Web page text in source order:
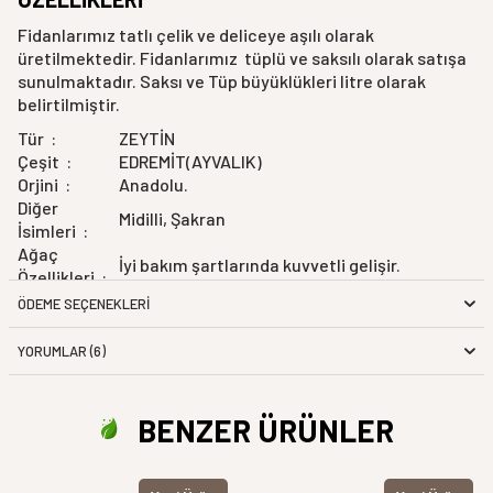
Fidanlarımız tatlı çelik ve deliceye aşılı olarak
üretilmektedir. Fidanlarımız tüplü ve saksılı olarak satışa
sunulmaktadır. Saksı ve Tüp büyüklükleri litre olarak
belirtilmiştir.
Tür :
ZEYTİN
Çeşit :
EDREMİT(AYVALIK)
Orjini :
Anadolu.
Diğer
İsimleri :
Midilli, Şakran
Ağaç
Özellikleri :
İyi bakım şartlarında kuvvetli gelişir.
Meyve İriliği
:
Orta iriliktedir.
Meyve Şekli
:
%24,7 yağ içerir.
ÖDEME SEÇENEKLERI
YORUMLAR (6)
BENZER ÜRÜNLER